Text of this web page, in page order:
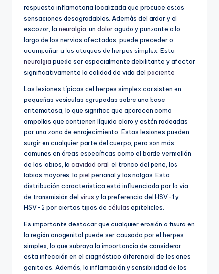
respuesta inflamatoria localizada que produce estas
sensaciones desagradables. Además del ardor y el
escozor, la neuralgia , un doloragudo y punzante a lo
largo de los nervios afectados, puede preceder o
acompañar a los ataques de herpes simplex. Esta
neuralgia puede ser especialmente debilitante y afectar
significativamente la calidad de vida del paciente
Las lesiones típicas del herpes simplex consisten en
pequeñas vesículas agrupadas sobre una base
eritematosa, lo que significa que aparecen como
ampollas que contienen líquido claro y están rodeadas
por una zona de enrojecimiento. Estas lesiones pueden
surgir en cualquier parte del cuerpo, pero son más
comunes en áreas específicas como el borde vermellón
de los labios, la cavidad oral , el tronco del pene, los
labios mayores, la piel perianal y las nalgas. Esta
distribución característica está influenciada por la vía
de transmisión del virus y la preferencia del HSV-1 y
HSV-2 por ciertos tipos de células epiteliales.
Es importante destacar que cualquier erosión o fisura en
la región anogenital puede ser causada por el herpes
simplex, lo que subraya la importancia de considerar
esta infección en el diagnóstico diferencial de lesiones
genitales. Además, la inflamación y sensibilidad de los